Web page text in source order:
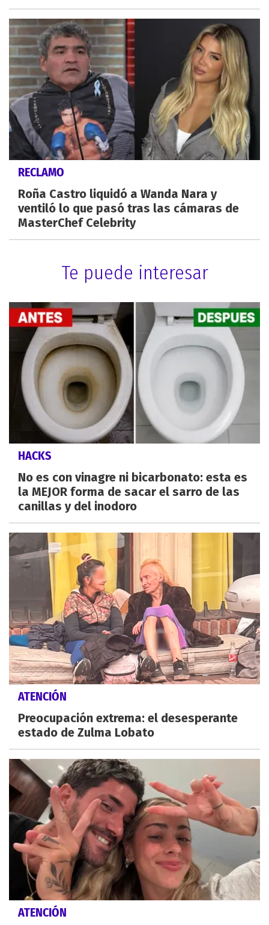
RECLAMO
Roña Castro liquidó a Wanda Nara y
ventiló lo que pasó tras las cámaras de
MasterChef Celebrity
Te puede interesar
HACKS
No es con vinagre ni bicarbonato: esta es
la MEJOR forma de sacar el sarro de las
canillas y del inodoro
ATENCIÓN
Preocupación extrema: el desesperante
estado de Zulma Lobato
ATENCIÓN